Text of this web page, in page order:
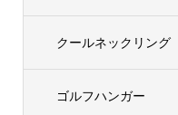
クールネックリング
ゴルフハンガー